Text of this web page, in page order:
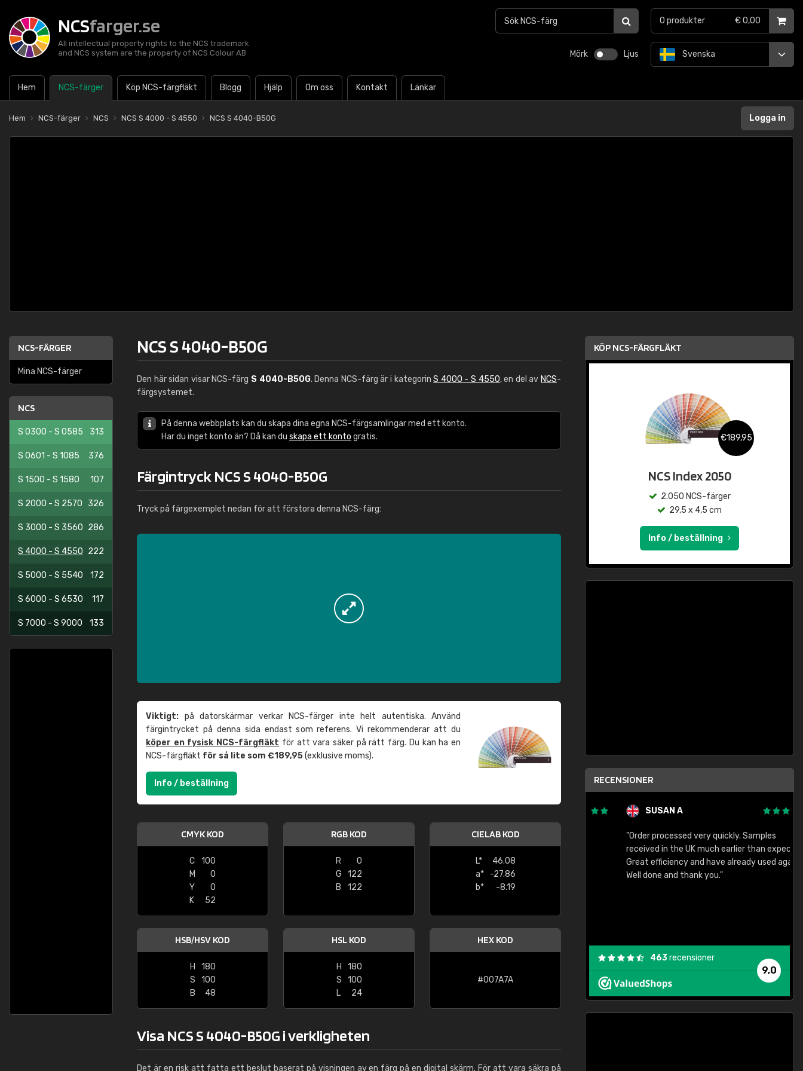
NCSfarger.se
All intellectual property rights to the NCS trademark
and NCS system are the property of NCS Colour AB
Mörk Ljus
Hem NCS-färger Köp NCS-färgfläkt Blogg Hjälp Om oss Kontakt Länkar
Svenska
0 produkter € 0,00
Hem NCS-färger NCS NCS S 4000 - S 4550 NCS S 4040-B50G Logga in
NCS-FÄRGER
Mina NCS-färger
NCS
S 0300 - S 0585 313
S 0601 - S 1085 376
S 1500 - S 1580 107
S 2000 - S 2570 326
S 3000 - S 3560 286
S 4000 - S 4550 222
S 5000 - S 5540 172
S 6000 - S 6530 117
S 7000 - S 9000 133
NCS S 4040-B50G
Den här sidan visar NCS-färg S 4040-B50G. Denna NCS-färg är i kategorinS 4000 - S 4550, en del av NCS-
färgsystemet.
På denna webbplats kan du skapa dina egna NCS-färgsamlingar med ett konto.
Har du inget konto än? Då kan du skapa ett konto gratis.
Färgintryck NCS S 4040-B50G
Tryck på färgexemplet nedan för att förstora denna NCS-färg:
Viktigt: på datorskärmar verkar NCS-färger inte helt autentiska. Använd
färgintrycket på denna sida endast som referens. Vi rekommenderar att du
köper en fysisk NCS-färgfläkt för att vara säker på rätt färg. Du kan ha en
NCS-färgfläkt för så lite som €189,95(exklusive moms).
Info / beställning
CMYK KOD
C
100
M
0
Y
0
K
52
RGB KOD
R
0
G
122
B
122
CIELAB KOD
L*
46.08
a*
-27.86
b*
-8.19
HSB/HSV KOD
H
180
S
100
B
48
HSL KOD
H
180
S
100
L
24
HEX KOD
#007A7A
Visa NCS S 4040-B50G i verkligheten
Det är en risk att fatta ett beslut baserat på visningen av en färg på en digital skärm. För att vara säkra på
KÖP NCS-FÄRGFLÄKT
€189,95
NCS Index 2050
2.050 NCS-färger
29,5 x 4,5 cm
Info / beställning
RECENSIONER
Windows
"Great product and speedy delivery"
SUSAN A
"Order processed very quickly. Samples
received in the UK much earlier than expected.
Great efficiency and have already used again.
Well done and thank you."
9,0
463recensioner